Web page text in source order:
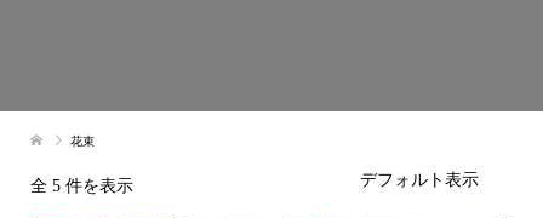
花束
全 5 件を表示